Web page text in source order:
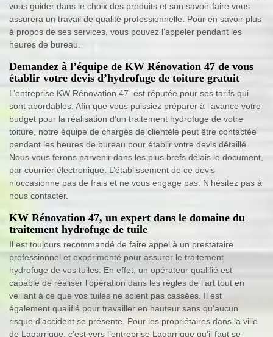
vous guider dans le choix des produits et son savoir-faire vous
assurera un travail de qualité professionnelle. Pour en savoir plus
à propos de ses services, vous pouvez l’appeler pendant les
heures de bureau.
Demandez à l’équipe de KW Rénovation 47 de vous
établir votre devis d’hydrofuge de toiture gratuit
L’entreprise KW Rénovation 47 est réputée pour ses tarifs qui
sont abordables. Afin que vous puissiez préparer à l’avance votre
budget pour la réalisation d’un traitement hydrofuge de votre
toiture, notre équipe de chargés de clientèle peut être contactée
pendant les heures de bureau pour établir votre devis détaillé.
Nous vous ferons parvenir dans les plus brefs délais le document,
par courrier électronique. L’établissement de ce devis
n’occasionne pas de frais et ne vous engage pas. N’hésitez pas à
nous contacter.
KW Rénovation 47, un expert dans le domaine du
traitement hydrofuge de tuile
Il est toujours recommandé de faire appel à un prestataire
professionnel et expérimenté pour assurer le traitement
hydrofuge de vos tuiles. En effet, un opérateur qualifié est
capable de réaliser l’opération dans les règles de l’art tout en
veillant à ce que vos tuiles ne soient pas cassées. Il est
également qualifié pour travailler en hauteur sans qu’aucun
risque d’accident se présente. Pour les propriétaires dans la ville
de Lagarrigue, c’est vers l’entreprise Lagarrigue qu’il faut se